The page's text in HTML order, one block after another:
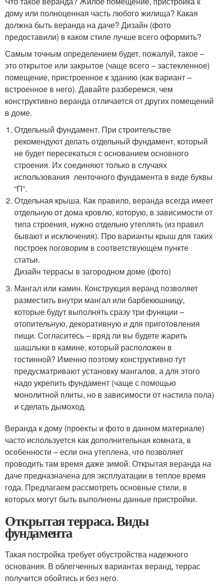
дому или полноценная часть любого жилища? Какая
должна быть веранда на даче? Дизайн (фото
предоставили) в каком стиле лучше всего оформить?
Самым точным определением будет, пожалуй, такое –
это открытое или закрытое (чаще всего – застекленное)
помещение, пристроенное к зданию (как вариант –
встроенное в него). Давайте разберемся, чем
конструктивно веранда отличается от других помещений
в доме.
Отдельный фундамент. При строительстве
рекомендуют делать отдельный фундамент, который
не будет пересекаться с основанием основного
строения. Их соединяют только в случаях
использования ленточного фундамента в виде буквы
“П”.
Отдельная крыша. Как правило, веранда всегда имеет
отдельную от дома кровлю, которую, в зависимости от
типа строения, нужно отдельно утеплять (из правил
бывают и исключения). Про варианты крыш для таких
построек поговорим в соответствующем пункте
статьи.
Дизайн террасы в загородном доме (фото)
Мангал или камин. Конструкция веранд позволяет
разместить внутри мангал или барбекюшницу,
которые будут выполнять сразу три функции –
отопительную, декоративную и для приготовления
пищи. Согласитесь – вряд ли вы будете жарить
шашлыки в камине, который расположен в
гостинной? Именно поэтому конструктивно тут
предусматривают установку мангалов, а для этого
надо укрепить фундамент (чаще с помощью
монолитной плиты, но в зависимости от настила пола)
и сделать дымоход.
Веранда к дому (проекты и фото в данном материале)
часто используется как дополнительная комната, в
особенности – если она утеплена, что позволяет
проводить там время даже зимой. Открытая веранда на
даче предназначена для эксплуатации в теплое время
года. Предлагаем рассмотреть основные стили, в
которых могут быть выполнены данные пристройки.
Открытая терраса. Виды
фундамента
Такая постройка требует обустройства надежного
основания. В облегченных вариантах веранд, террас
получится обойтись и без него.